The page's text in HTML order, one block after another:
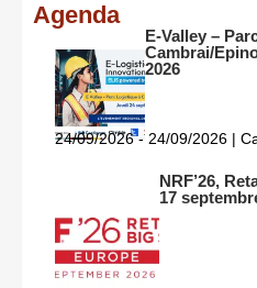
Agenda
E-Valley –
Cambrai/
2026
24/09/2026 - 24/09/2026 |
NRF’26,
17